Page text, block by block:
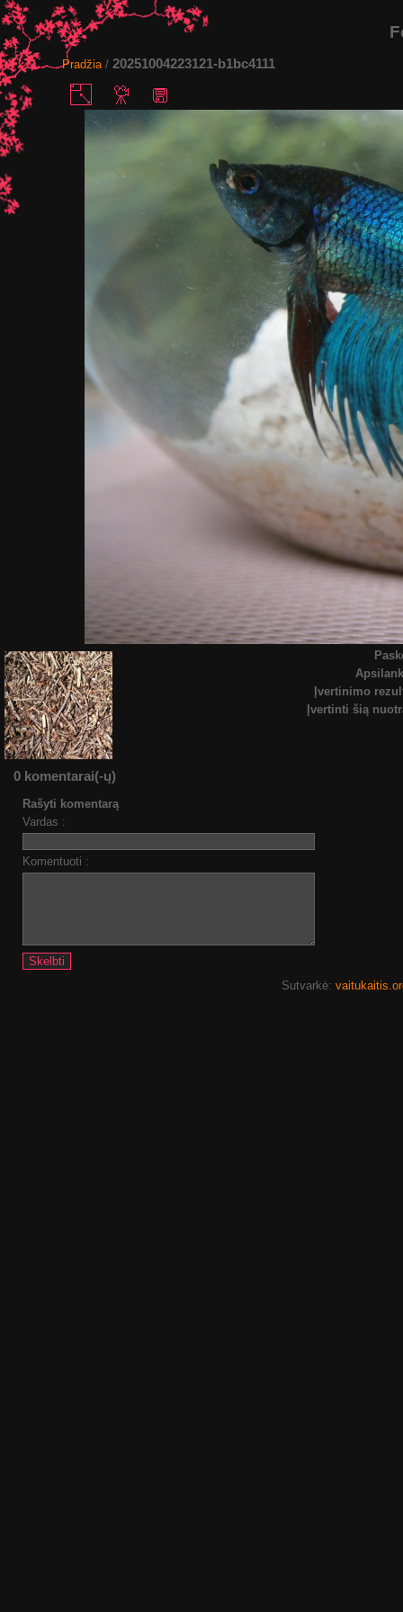
Pradžia/ 20251004223121-b1bc4111
Įvertinimo
Įvertinti šią
0 komentarai(-ų)
Rašyti komentarą
Vardas :
Komentuoti :
Sutvarkė: